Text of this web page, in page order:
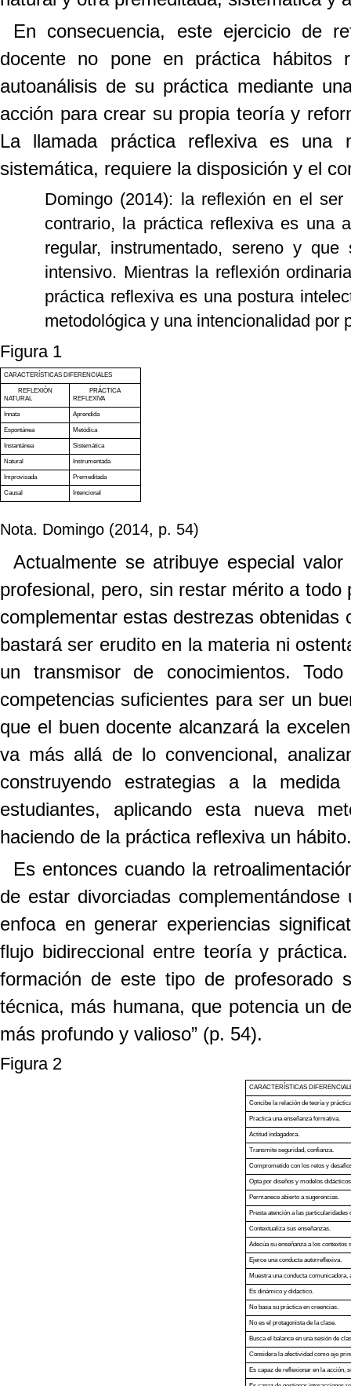
En consecuencia, este ejercicio de
docente no pone en práctica hábitos
autoanálisis de su práctica mediante
acción para crear su propia teoría y
La llamada práctica reflexiva es una
sistemática, requiere la disposición y el
Domingo (2014): la reflexión en el
contrario, la práctica reflexiva es una
regular, instrumentado, sereno y
intensivo. Mientras la reflexión
práctica reflexiva es una postura
metodológica y una intencionalidad por
Figura 1
CARACTERÍSTICAS DIFERENCIALES
REFLEXIÓN
NATURAL
PRÁCTICA
REFLEXIVA
Innata Aprendida
Espontánea Metódica
Instantánea Sistemática
Natural Instrumentada
Improvisada Premeditada
Causal Intencional
Nota. Domingo (2014, p. 54)
Actualmente se atribuye especial
profesional, pero, sin restar mérito a
complementar estas destrezas
bastará ser erudito en la materia ni
un transmisor de conocimientos.
competencias suficientes para ser un
que el buen docente alcanzará la
va más allá de lo convencional,
construyendo estrategias a la
estudiantes, aplicando esta nueva
haciendo de la práctica reflexiva un hábito.
Es entonces cuando la
de estar divorciadas
enfoca en generar experiencias
flujo bidireccional entre teoría y
formación de este tipo de profesorado
técnica, más humana, que potencia un
más profundo y valioso” (p. 54).
Figura 2
CARACTERÍSTICAS
Concibe la relación de teoría y
Practica una enseñanza formativa.
Actitud indagadora.
Transmite seguridad, confianza.
Comprometido con los retos y
Opta por diseños y modelos
Permanece abierto a sugerencias.
Presta atención a las particularidades
Contextualiza sus enseñanzas.
Adecúa su enseñanza a los contextos
Ejerce una conducta autorreflexiva.
Muestra una conducta comunicadora,
Es dinámico y didactico.
No basa su práctica en creencias.
No es el protagonista de la clase.
Busca el balance en una sesión de
Considera la afectividad como eje
Es capaz de reflexionar en la acción,